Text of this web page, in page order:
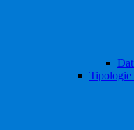
Tipologie